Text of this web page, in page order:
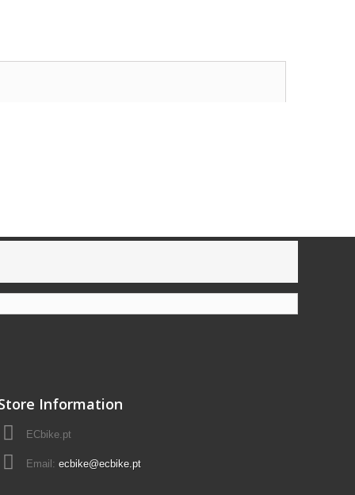
Information
ECbike.pt
Email: ecbike@ecbike.pt